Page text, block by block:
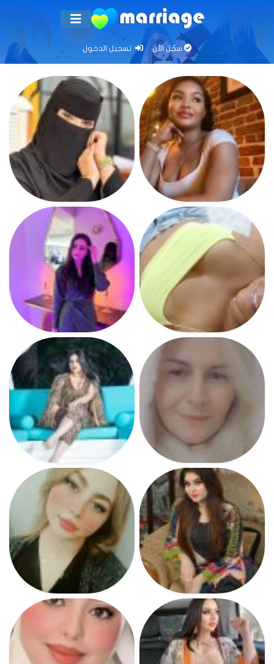
سجّل الآن تسجيل الدخول